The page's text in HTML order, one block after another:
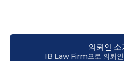
의뢰인 소
IB Law Firm으로 의뢰인